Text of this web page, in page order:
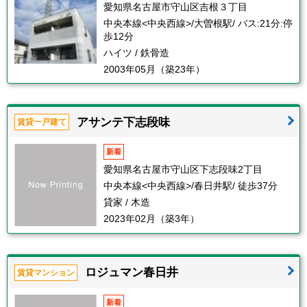
愛知県名古屋市守山区吉根３丁目
中央本線<中央西線>/大曽根駅/ バス:21分:停
歩12分
ハイツ / 鉄骨造
2003年05月（築23年）
賃貸一戸建て アサンテ下志段味
新着
愛知県名古屋市守山区下志段味2丁目
中央本線<中央西線>/春日井駅/ 徒歩37分
貸家 / 木造
2023年02月（築3年）
賃貸マンション ロジュマン春日井
新着